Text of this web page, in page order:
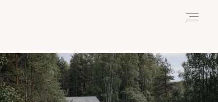
HOME
ABOUT